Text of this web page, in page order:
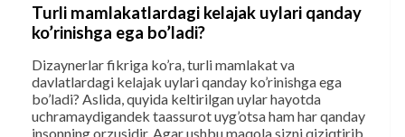
Turli mamlakatlardagi kelajak uylari qanday
ko’rinishga ega bo’ladi?
Dizaynerlar fikriga ko’ra, turli mamlakat va
davlatlardagi kelajak uylari qanday ko’rinishga ega
bo’ladi? Aslida, quyida keltirilgan uylar hayotda
uchramaydigandek taassurot uyg’otsa ham har qanday
insonning orzusidir. Agar ushbu maqola sizni qiziqtirib